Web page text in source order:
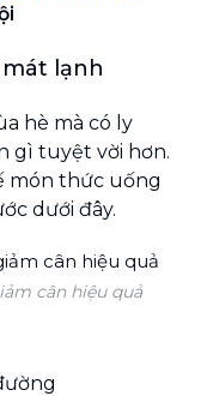
mát lạnh
hè mà có ly
gì tuyệt vời hơn.
món thức uống
dưới đây.
cân hiệu quả